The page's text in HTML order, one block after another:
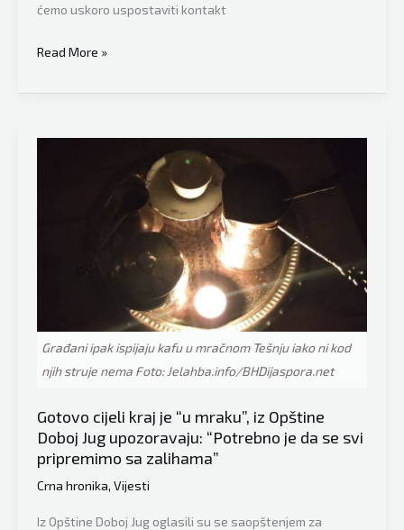
ćemo uskoro uspostaviti kontakt
Načelnik
Tešanj
brzo
redovno
snabdijevanje
Read More »
Građani ipak ispijaju kafu u mračnom Tešnju iako ni kod
njih struje nema Foto: Jelahba.info/BHDijaspora.net
Gotovo cijeli kraj je “u mraku”, iz Opštine
Doboj Jug upozoravaju: “Potrebno je da se svi
pripremimo sa zalihama”
Crna hronika, Vijesti
Iz Opštine Doboj Jug oglasili su se saopštenjem za